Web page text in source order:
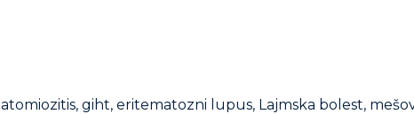
giht, eritematozni lupus, Lajmska bolest,